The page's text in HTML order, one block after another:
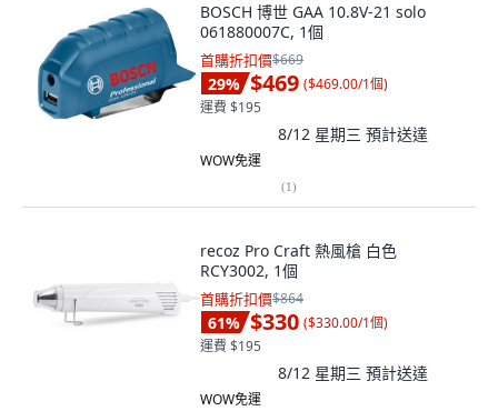
BOSCH 博世 GAA 10.8V-21 solo
061880007C, 1個
首購折扣價$669
29% $469 ($469.00/1個)
運費 $195
8/12 星期三 預計送達
WOW免運
(1)
recoz Pro Craft 熱風槍 白色
RCY3002, 1個
首購折扣價$864
61% $330 ($330.00/1個)
運費 $195
8/12 星期三 預計送達
WOW免運